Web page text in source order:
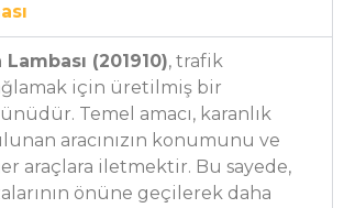
(201910), trafik
için üretilmiş bir
Temel amacı, karanlık
aracınızın konumunu ve
araçlara iletmektir. Bu sayede,
önüne geçilerek daha